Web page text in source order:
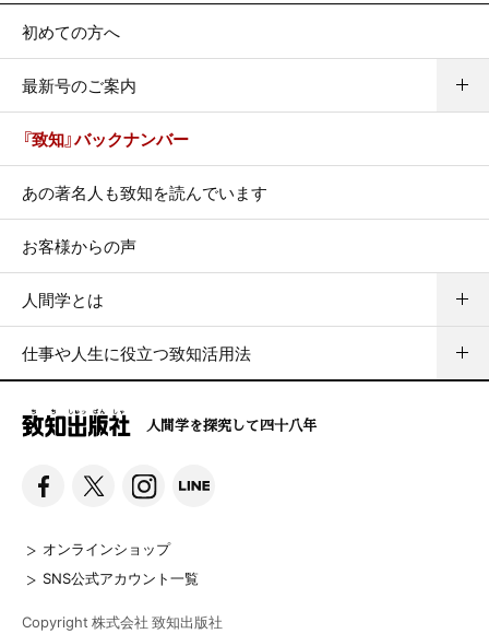
初めての方へ
最新号のご案内
『致知』バックナンバー
あの著名人も致知を読んでいます
お客様からの声
人間学とは
仕事や人生に役立つ致知活用法
人間学を探究して四十八年
オンラインショップ
SNS公式アカウント一覧
Copyright 株式会社 致知出版社